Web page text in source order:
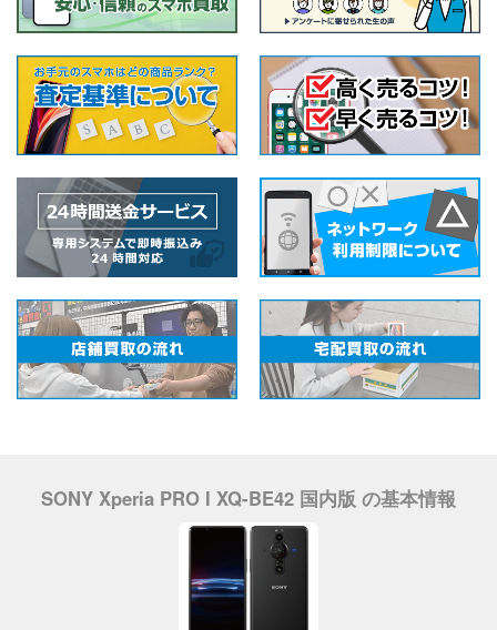
SONY Xperia PRO I XQ-BE42 国内版 の基本情報